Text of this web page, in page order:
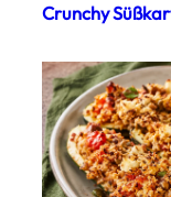
Crunchy